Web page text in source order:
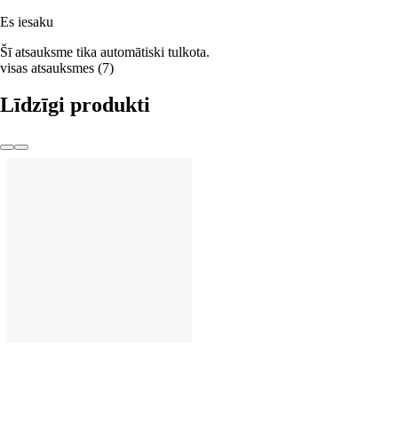
Es iesaku
Šī atsauksme tika automātiski tulkota.
visas atsauksmes (7)
Līdzīgi produkti